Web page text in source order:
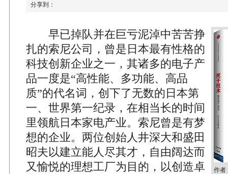
分享到：
作者
早已掉队并在巨亏泥淖中苦苦挣
扎的索尼公司，曾是日本最有性格的
科技创新企业之一，其诸多的电子产
品一度是“高性能、多功能、高品
质”的代名词，创下了无数的日本第
一、世界第一纪录，在相当长的时间
里领航日本家电产业。索尼曾是有梦
想的企业。两位创始人井深大和盛田
昭夫以建立能人尽其才，自由阔达而
又愉悦的理想工厂为目的，以创造卓